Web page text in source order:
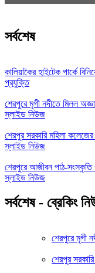
সর্বশেষ
কালিয়াকৈর হাইটেক পার্কে
প্রযুক্তি
শেরপুরে মৃগী নদীতে মিলল
স্লাইড নিউজ
শেরপুর সরকারি মহিলা কলেজের
স্লাইড নিউজ
শেরপুরে আজীবন পাঠ-
স্লাইড নিউজ
সর্বশেষ - ব্রেকিং
শেরপুরে মৃগী
শেরপুর